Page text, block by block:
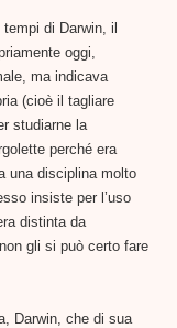
di Darwin, il
oggi,
ma indicava
(cioè il tagliare
studiarne la
perché era
una disciplina molto
insiste per l’uso
distinta da
gli si può certo fare
Darwin, che di sua